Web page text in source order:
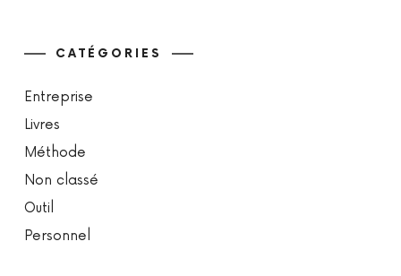
CATÉGORIES
Entreprise
Livres
Méthode
Non classé
Outil
Personnel